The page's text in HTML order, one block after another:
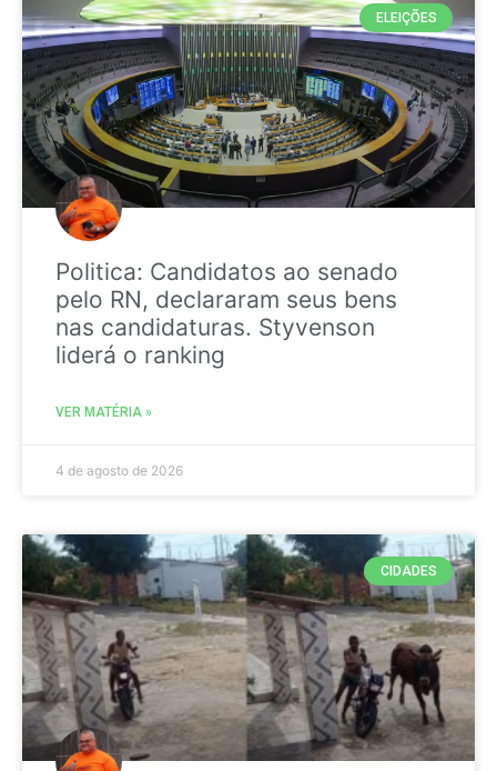
ELEIÇÕES
Politica: Candidatos ao senado
pelo RN, declararam seus bens
nas candidaturas. Styvenson
liderá o ranking
VER MATÉRIA »
4 de agosto de 2026
CIDADES